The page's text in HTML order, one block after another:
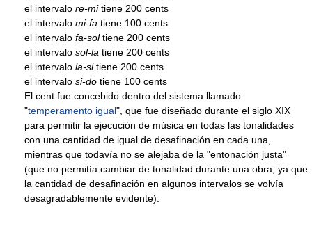
el intervalo re-mitiene 200 cents
el intervalo mi-fa tiene 100 cents
el intervalo fa-soltiene 200 cents
el intervalo sol-la tiene 200 cents
el intervalo la-sitiene 200 cents
el intervalo si-do tiene 100 cents
El cent fue concebido dentro del sistema llamado
"temperamento igual", que fue diseñado durante el siglo XIX
para permitir la ejecución de música en todas las tonalidades
con una cantidad de igual de desafinación en cada una,
mientras que todavía no se alejaba de la "entonación justa"
(que no permitía cambiar de tonalidad durante una obra, ya que
la cantidad de desafinación en algunos intervalos se volvía
desagradablemente evidente).